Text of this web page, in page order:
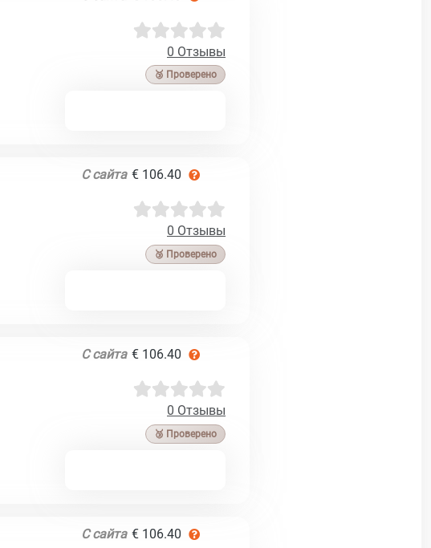
0 Отзывы
🥉 Проверено
С сайта € 106.40
0 Отзывы
🥉 Проверено
С сайта € 106.40
0 Отзывы
🥉 Проверено
С сайта € 106.40